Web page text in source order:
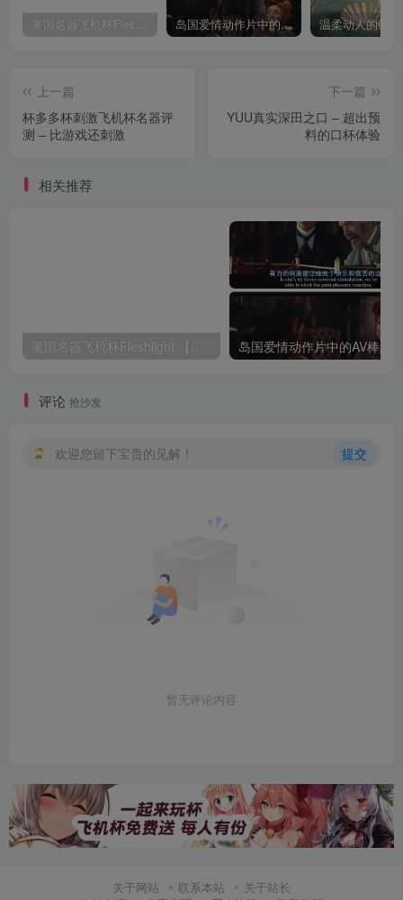
岛国爱情动作片中的AV棒到底有多猛？成人用品震动棒的发展史！
上一篇
杯多多杯刺激飞机杯名器评
测 – 比游戏还刺激
下一篇
YUU真实深田之口 – 超出预
料的口杯体验
相关推荐
评论 抢沙发
欢迎您留下宝贵的见解！ 提交
暂无评论内容
关于网站 联系本站
关于站长